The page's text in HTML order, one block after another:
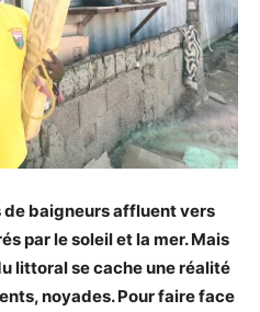
de baigneurs affluent vers
par le soleil et la mer. Mais
littoral se cache une réalité
noyades. Pour faire face